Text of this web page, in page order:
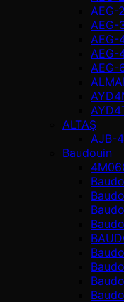
AEG-
AEG-
AEG-
AEG-
AEG-
ALTAŞ
AJB-
Baudouin